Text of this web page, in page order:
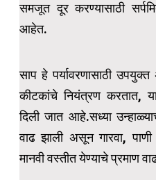
समजूत दूर करण्यासाठी
आहेत.
साप हे पर्यावरणासाठी
कीटकांचे नियंत्रण करतात,
दिली जात आहे.सध्या
वाढ झाली असून गारवा,
मानवी वस्तीत येण्याचे प्रमाण